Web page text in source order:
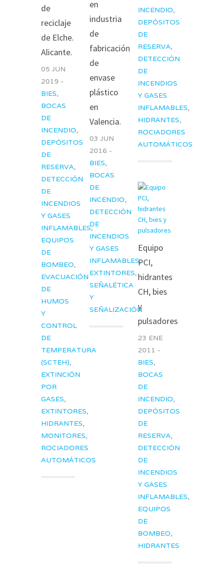
de
reciclaje
de Elche.
Alicante.
05 JUN
2019 -
BIES,
BOCAS
DE
INCENDIO,
DEPÓSITOS
DE
RESERVA,
DETECCIÓN
DE
INCENDIOS
Y GASES
INFLAMABLES,
EQUIPOS
DE
BOMBEO,
EVACUACIÓN
DE
HUMOS
Y
CONTROL
DE
TEMPERATURA
(SCTEH),
EXTINCIÓN
POR
GASES,
EXTINTORES,
HIDRANTES,
MONITORES,
ROCIADORES
AUTOMÁTICOS
en
industria
de
fabricación
de
envase
plástico
en
Valencia.
03 JUN
2016 -
BIES,
BOCAS
DE
INCENDIO,
DETECCIÓN
DE
INCENDIOS
Y GASES
INFLAMABLES,
EXTINTORES,
SEÑALÉTICA
Y
SEÑALIZACIÓN
INCENDIO,
DEPÓSITOS
DE
RESERVA,
DETECCIÓN
DE
INCENDIOS
Y GASES
INFLAMABLES,
HIDRANTES,
ROCIADORES
AUTOMÁTICOS
Equipo
PCI,
hidrantes
CH, bies
y
pulsadores
23 ENE
2011 -
BIES,
BOCAS
DE
INCENDIO,
DEPÓSITOS
DE
RESERVA,
DETECCIÓN
DE
INCENDIOS
Y GASES
INFLAMABLES,
EQUIPOS
DE
BOMBEO,
HIDRANTES